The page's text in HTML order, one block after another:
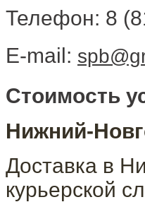
Телефон: 8
E-mail:
​Стоимость
Нижний-
Доставка в
курьерской